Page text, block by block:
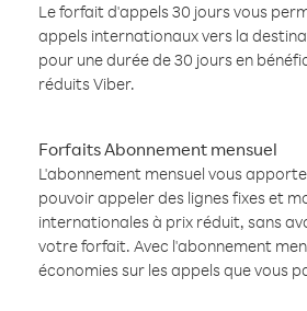
Le forfait d'appels 30 jours vous
appels internationaux vers la
pour une durée de 30 jours en
réduits Viber.
Forfaits Abonnement mensuel
L'abonnement mensuel vous
pouvoir appeler des lignes fixes et
internationales à prix réduit, sans
votre forfait. Avec l'abonnement
économies sur les appels que vous